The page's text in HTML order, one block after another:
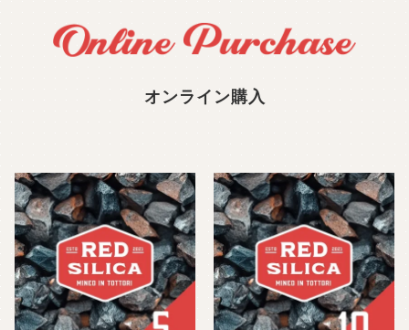
オンライン購入